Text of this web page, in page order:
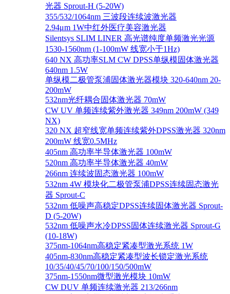
光器 Sprout-H (5-20W)
355/532/1064nm 三波段连续波激光器
2.94μm 1W中红外医疗美容激光器
Silentsys SLIM LINER 高光谱纯度单频激光光源
1530-1560nm (1-100mW 线宽小于1Hz)
640 NX 高功率SLM CW DPSS单纵模固体激光器
640nm 1.5W
单纵模二极管泵浦固体激光器模块 320-640nm 20-
200mW
532nm光纤耦合固体激光器 70mW
CW UV 单频连续紫外激光器 349nm 200mW (349
NX)
320 NX 超窄线宽单频连续紫外DPSS激光器 320nm
200mW 线宽0.5MHz
405nm 高功率半导体激光器 100mW
520nm 高功率半导体激光器 40mW
266nm 连续波固态激光器 100mW
532nm 4W 模块化二极管泵浦DPSS连续固态激光
器 Sprout-C
532nm 低噪声高稳定DPSS连续固体激光器 Sprout-
D (5-20W)
532nm 低噪声水冷DPSS固体连续激光器 Sprout-G
(10-18W)
375nm-1064nm高稳定紧凑型激光系统 1W
405nm-830nm高稳定紧凑型波长锁定激光系统
10/35/40/45/70/100/150/500mW
375nm-1550nm微型激光模块 10mW
CW DUV 单频连续激光器 213/266nm